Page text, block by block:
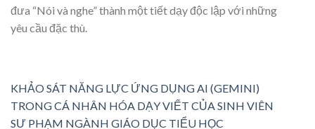
đưa “Nói và nghe” thành một tiết dạy độc lập với những
yêu cầu đặc thù.
KHẢO SÁT NĂNG LỰC ỨNG DỤNG AI (GEMINI)
TRONG CÁ NHÂN HÓA DẠY VIẾT CỦA SINH VIÊN
SƯ PHẠM NGÀNH GIÁO DỤC TIỂU HỌC